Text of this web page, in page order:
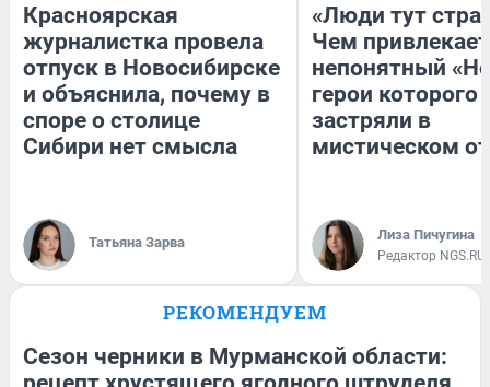
Красноярская
журналистка провела
отпуск в Новосибирске
и объяснила, почему в
споре о столице
Сибири нет смысла
Татьяна Зарва
«Люди тут
Чем привлекает
непонятный
герои которого
застряли в
мистическом
Лиза Пичугина
Редактор NGS.RU
РЕКОМЕНДУЕМ
Сезон черники в Мурманской области: